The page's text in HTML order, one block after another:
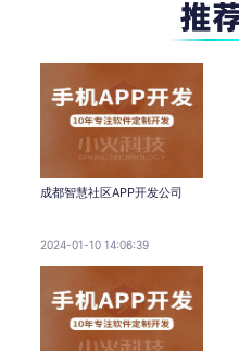
成都智慧社区APP开发公司
2024-01-10 14:06:39